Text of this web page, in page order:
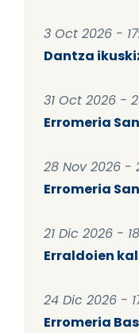
3 Oct 2026 -
Dantza
31 Oct 2026 -
Erromeria
28 Nov 2026 -
Erromeria
21 Dic 2026 -
Erraldoien
24 Dic 2026 -
Erromeria